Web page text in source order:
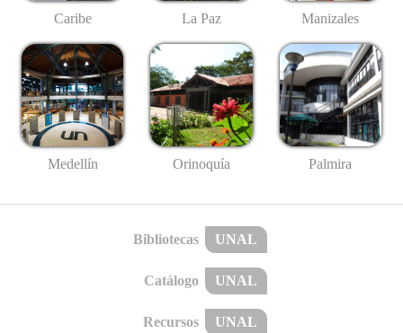
Caribe La Paz Manizales
Medellín Orinoquía Palmira
Bibliotecas UNAL
Catálogo UNAL
Recursos UNAL